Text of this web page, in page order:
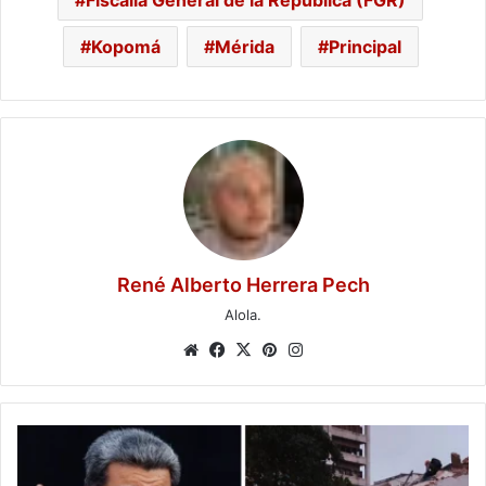
Kopomá Mérida Principal
René Alberto Herrera Pech
Alola.
WebsiteFacebook
X Pinterest
mensaje